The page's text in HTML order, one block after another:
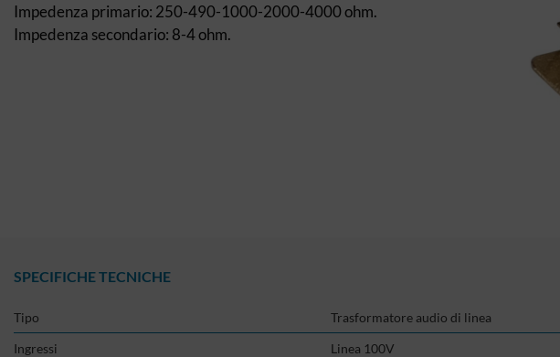
Impedenza primario: 250-490-1000-2000-4000 ohm.
Impedenza secondario: 8-4 ohm.
SPECIFICHE TECNICHE
Tipo
Trasformatore audio di linea
Ingressi
Linea 100V